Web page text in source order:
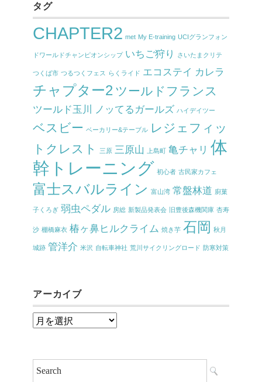
タグ
CHAPTER2 met My E-training UCIグランフォン
ドワールドチャンピオンシップ いちご狩り さいたまクリテ
つくば市 つるつくフェス らくライド エコステイ カレラ
チャプター2 ツールドフランス
ツールド玉川 ノッてるガールズ ハイデイツー
ベスビー ベーカリー&テーブル レジェフィッ
トクレスト
三原 三原山 上島町 亀チャリ 体
幹トレーニング 初心者 古民家カフェ
富士スバルライン 富山湾 常盤林道 廚菓
子くろぎ 弱虫ペダル 房総 新製品発表会 旧豊後森機関庫 杏寿
沙 棚橋麻衣 椿ヶ鼻ヒルクライム 焼き芋 石岡 秋月
城跡 管洋介 米沢 自転車神社 荒川サイクリングロード 防寒対策
アーカイブ
ア
イ